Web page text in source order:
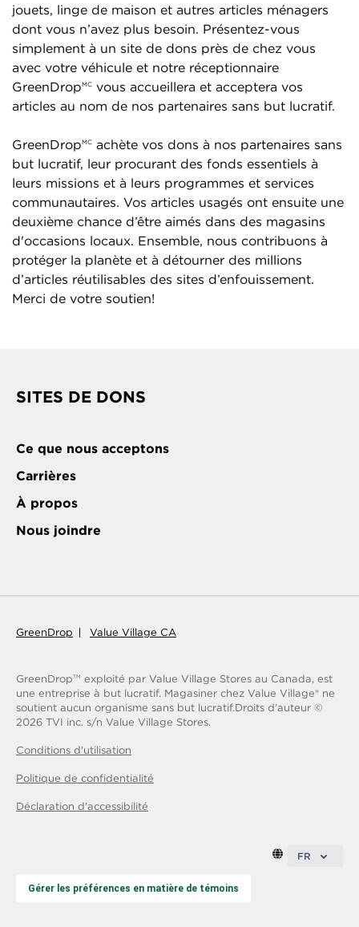
jouets, linge de maison et autres articles ménagers
dont vous n’avez plus besoin. Présentez-vous
simplement à un site de dons près de chez vous
avec votre véhicule et notre réceptionnaire
GreenDropMC vous accueillera et acceptera vos
articles au nom de nos partenaires sans but lucratif.
GreenDropMC achète vos dons à nos partenaires sans
but lucratif, leur procurant des fonds essentiels à
leurs missions et à leurs programmes et services
communautaires. Vos articles usagés ont ensuite une
deuxième chance d’être aimés dans des magasins
d'occasions locaux. Ensemble, nous contribuons à
protéger la planète et à détourner des millions
d’articles réutilisables des sites d’enfouissement.
Merci de votre soutien!
SITES DE DONS
Ce que nous acceptons
Carrières
À propos
Nous joindre
GreenDrop Value Village CA
GreenDropTM
exploité par Value Village Stores au Canada, est
une entreprise à but lucratif. Magasiner chez Value Village® ne
soutient aucun organisme sans but lucratif.Droits d’auteur ©
2026 TVI inc. s/n Value Village Stores.
Conditions d'utilisation
Politique de confidentialité
Déclaration d'accessibilité
FR
Gérer les préférences en matière de témoins